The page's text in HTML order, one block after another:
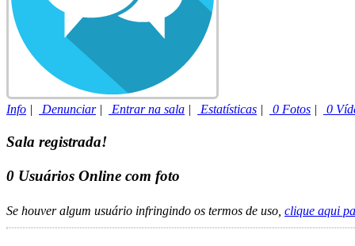
Info | Denunciar| Entrar na sala | Estatísticas | 0 Fotos | 0
Sala registrada!
0 Usuários Online com foto
Se houver algum usuário infringindo os termos de uso, clique aqui